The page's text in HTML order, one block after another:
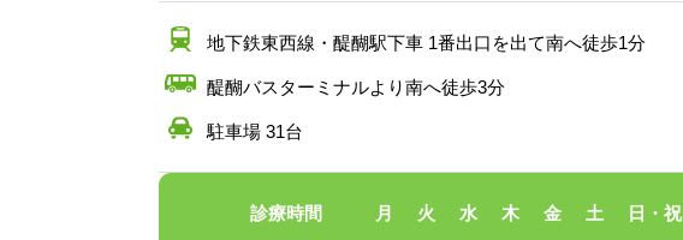
地下鉄東西線・醍醐駅下車 1番出口を出て南へ徒歩1分
醍醐バスターミナルより南へ徒歩3分
駐車場 31台
診療時間 月 火 水 木 金 土 日・祝